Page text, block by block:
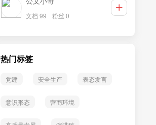
文档 99 粉丝 0
热门标签
党建 安全生产 表态发言
意识形态 营商环境